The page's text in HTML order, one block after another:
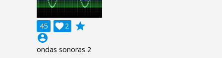
45 2

grade
account_circle
ondas sonoras 2